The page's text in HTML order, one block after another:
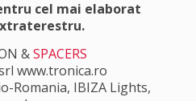
cel mai elaborat
&SPACERS
www.tronica.ro
Romania, IBIZA Lights,